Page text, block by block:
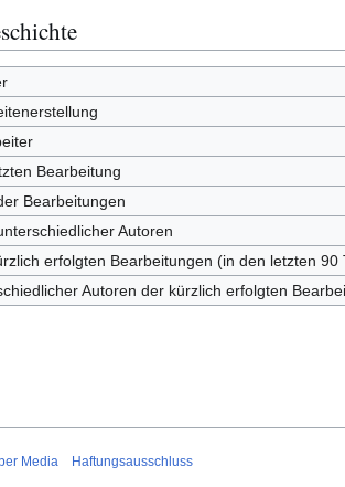
Bearbeitung
Bearbeitungen
Autoren
erfolgten Bearbeitungen (in den letzten 90
Autoren der kürzlich erfolgten
Media Haftungsausschluss